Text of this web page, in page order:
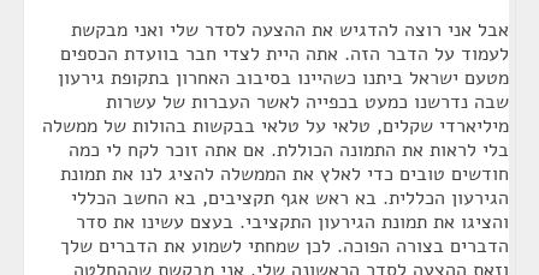
אבל אני רוצה להדגיש את ההצעה לסדר שלי ואני מבקשת
לעמוד על הדבר הזה. אתה היית לצדי חבר בוועדת הכספים
מטעם ישראל ביתנו כשהיינו בסיבוב האחרון בתקופת גירעון
שבה נדרשנו כמעט בכפייה לאשר העברות של עשרות
מיליארדי שקלים, טלאי על טלאי בבקשות בהולות של ממשלה
בלי לראות את התמונה הכוללת. אם אתה זוכר לקח לי כמה
חודשים טובים כדי לאלץ את הממשלה להציג לנו את תמונת
הגירעון הכללית. בא ראש אגף תקציבים, בא החשב הכללי
והציגו את תמונת הגירעון התקציבי. בעצם עשינו את סדר
הדברים בצורה הפוכה. לכן שמחתי לשמוע את הדברים שלך